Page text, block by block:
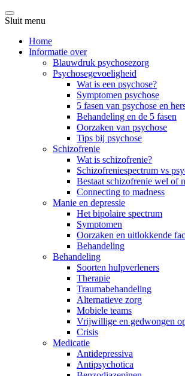
Sluit menu
Home
Informatie over
Blauwdruk psychosezorg
Psychosegevoeligheid
Wat is een psychose?
Symptomen psychose
5 fasen van psychose en
Behandeling en de 5 fasen
Oorzaken van psychose
Tips bij psychose
Schizofrenie
Wat is schizofrenie?
Schizofreniespectrum vs
Bestaat schizofrenie wel of
Connecting to madness
Manie en depressie
Het bipolaire spectrum
Symptomen
Oorzaken en uitlokkende
Behandeling
Behandeling
Soorten hulpverleners
Therapie
Traumabehandeling
Alternatieve zorg
Mobiele teams
Vrijwillige en gedwongen
Crisis
Medicatie
Antidepressiva
Antipsychotica